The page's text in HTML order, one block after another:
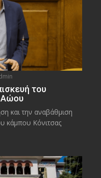
του
Αώου
και την αναβάθμιση
κάμπου Κόνιτσας